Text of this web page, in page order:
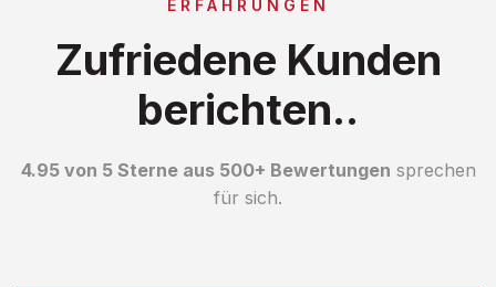
ERFAHRUNGEN
Zufriedene Kunden
berichten..
4.95 von 5 Sterne aus 500+ Bewertungen sprechen
für sich.